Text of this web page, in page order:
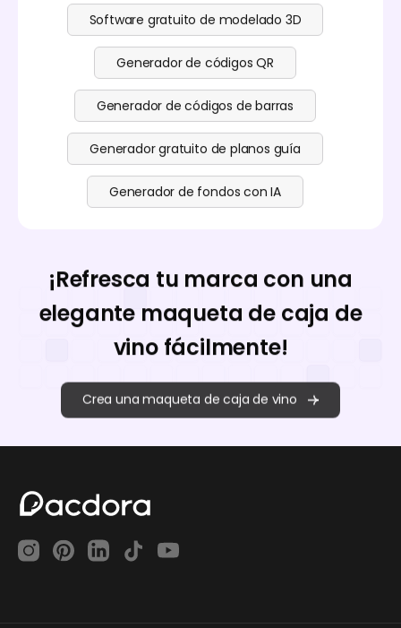
Software gratuito de modelado 3D
Generador de códigos QR
Generador de códigos de barras
Generador gratuito de planos guía
Generador de fondos con IA
¡Refresca tu marca con una
elegante maqueta de caja de
vino fácilmente!
Crea una maqueta de caja de vino